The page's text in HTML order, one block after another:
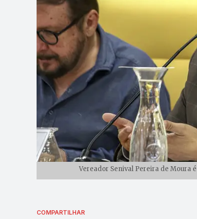
Vereador Senival Pereira de Moura
COMPARTILHAR